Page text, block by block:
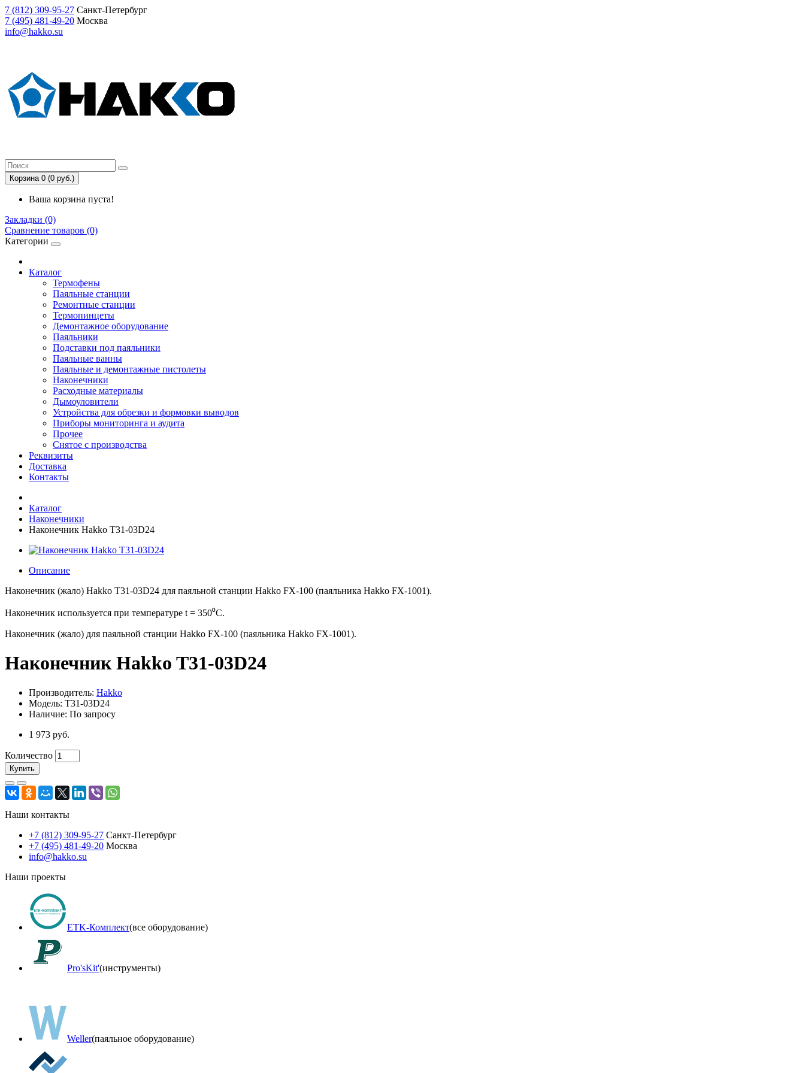
7 (812) 309-95-27 Санкт-Петербург
7 (495) 481-49-20 Москва
info@hakko.su
Корзина 0 (0 руб.)
Ваша корзина пуста!
Закладки (0)
Сравнение товаров (0)
Категории
Каталог
Термофены
Паяльные станции
Ремонтные станции
Термопинцеты
Демонтажное оборудование
Паяльники
Подставки под паяльники
Паяльные ванны
Паяльные и демонтажные пистолеты
Наконечники
Расходные материалы
Дымоуловители
Устройства для обрезки и формовки выводов
Приборы мониторинга и аудита
Прочее
Снятое с производства
Реквизиты
Доставка
Контакты
Каталог
Наконечники
Наконечник Hakko T31-03D24
Описание
Наконечник (жало) Hakko T31-03D24 для паяльной станции Hakko FX-100 (паяльника Hakko FX-1001).
Наконечник используется при температуре t = 350⁰C.
Наконечник (жало) для паяльной станции Hakko FX-100 (паяльника Hakko FX-1001).
Наконечник Hakko T31-03D24
Производитель: Hakko
Модель: T31-03D24
Наличие: По запросу
1 973 руб.
Количество
Купить
Наши контакты
+7 (812) 309-95-27 Санкт-Петербург
+7 (495) 481-49-20 Москва
info@hakko.su
Наши проекты
ETK-Комплект(все оборудование)
Pro'sKit'(инструменты)
Weller(паяльное оборудование)